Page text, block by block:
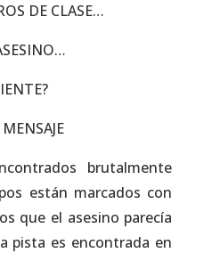
DE CLASE…
brutalmente
están marcados con
que el asesino parecía
pista es encontrada en